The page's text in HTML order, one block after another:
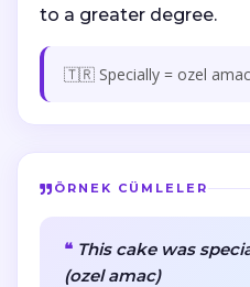
to a greater degree.
🇹🇷 Specially = ozel
ÖRNEK CÜMLELER
This cake was
(ozel amac)